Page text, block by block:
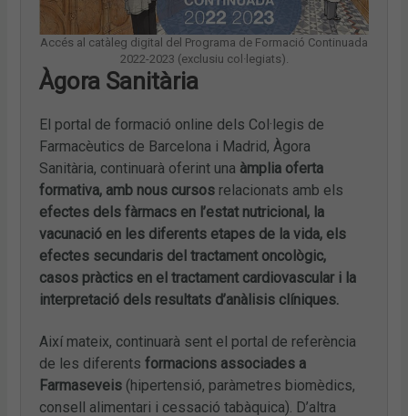
Accés al catàleg digital del Programa de Formació Continuada
2022-2023 (exclusiu col·legiats).
Àgora Sanitària
El portal de formació online dels Col·legis de
Farmacèutics de Barcelona i Madrid, Àgora
Sanitària, continuarà oferint una àmplia oferta
formativa, amb nous cursos relacionats amb els
efectes dels fàrmacs en l’estat nutricional, la
vacunació en les diferents etapes de la vida, els
efectes secundaris del tractament oncològic,
casos pràctics en el tractament cardiovascular i la
interpretació dels resultats d’anàlisis clíniques.
Així mateix, continuarà sent el portal de referència
de les diferentsformacions associades a
Farmaseveis (hipertensió, paràmetres biomèdics,
consell alimentari i cessació tabàquica). D’altra